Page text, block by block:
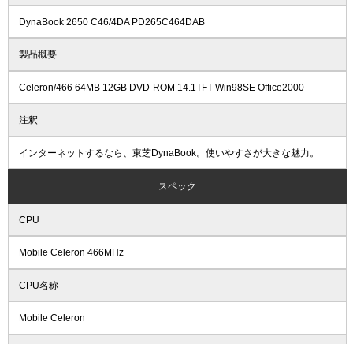
DynaBook 2650 C46/4DA PD265C464DAB
製品概要
Celeron/466 64MB 12GB DVD-ROM 14.1TFT Win98SE Office2000
注釈
インターネットするなら、東芝DynaBook。使いやすさが大きな魅力。
スペック
CPU
Mobile Celeron 466MHz
CPU名称
Mobile Celeron